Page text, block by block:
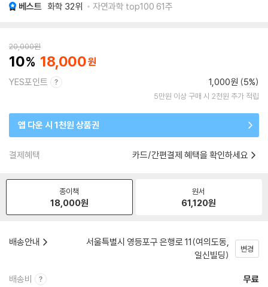
베스트 화학 32위 자연과학 top100 61주
20,000원
10 18,000
YES포인트 1,000원 (5%)
5만원 이상 구매 시 2천원 추가 적립
앱 다운 시 1천원 상품권
결제혜택 카드/간편결제 혜택을 확인하세요
종이책
18,000원
원서
61,120원
배송안내
서울특별시 영등포구 은행로 11(여의도동,
일신빌딩)
변경
배송비 무료